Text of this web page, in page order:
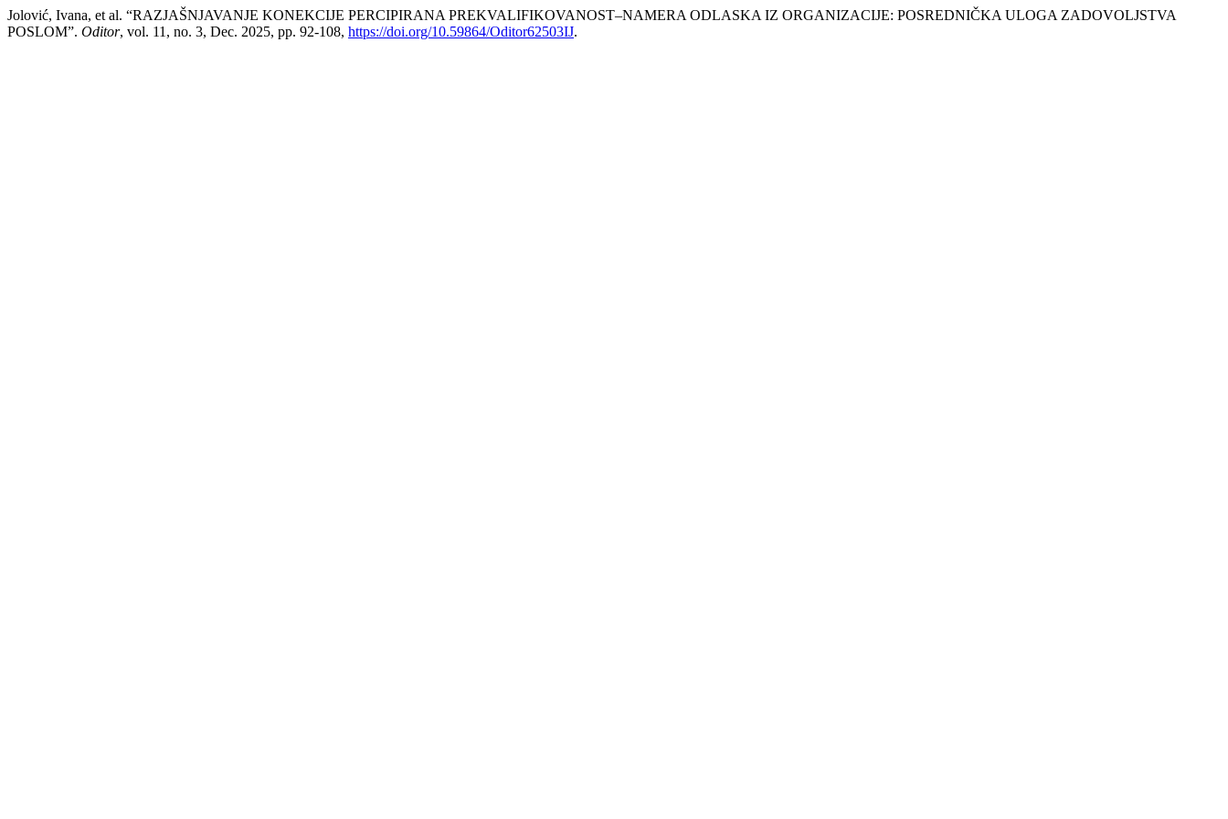
Jolović, Ivana, et al. “RAZJAŠNJAVANJE KONEKCIJE PERCIPIRANA PREKVALIFIKOVANOST‒NAMERA ODLASKA IZ ORGANIZACIJE: POSREDNIČKA ULOGA ZADOVOLJSTVA
POSLOM”. Oditor, vol. 11, no. 3, Dec. 2025, pp. 92-108, https://doi.org/10.59864/Oditor62503IJ.